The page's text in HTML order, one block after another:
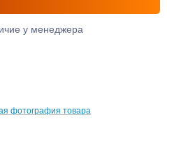
у менеджера